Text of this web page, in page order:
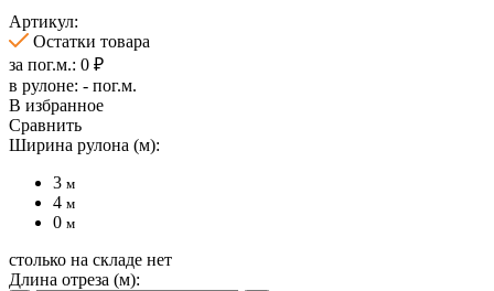
Артикул:
Остатки товара
за пог.м.: 0 ₽
в рулоне: - пог.м.
В избранное
Сравнить
Ширина рулона (м):
3 м
4 м
0 м
столько на складе нет
Длина отреза (м):